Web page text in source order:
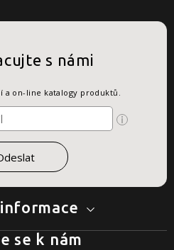
s námi
a on-line katalogy produktů.
se k nám